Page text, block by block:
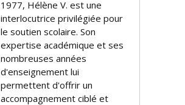
1977, Hélène V. est une
interlocutrice privilégiée pour
le soutien scolaire. Son
expertise académique et ses
nombreuses années
d'enseignement lui
permettent d'offrir un
accompagnement ciblé et